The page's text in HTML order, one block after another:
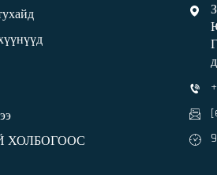
ХОЛБОГООС